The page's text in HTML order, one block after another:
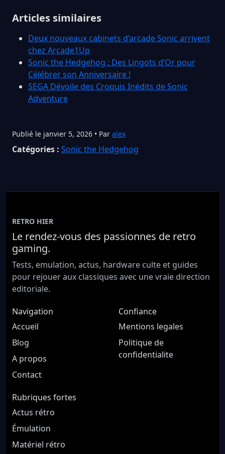
Articles similaires
Deux nouveaux cabinets d’arcade Sonic arrivent
chez Arcade1Up
Sonic the Hedgehog : Des Lingots d’Or pour
Célébrer son Anniversaire !
SEGA Dévoile des Croquis Inédits de Sonic
Adventure
Publié le janvier 5, 2026 • Par alex
Catégories : Sonic the Hedgehog
RETRO HIER
Le rendez-vous des passionnes de retro
gaming.
Tests, emulation, actus, hardware culte et guides
pour rejouer aux classiques avec une vraie direction
editoriale.
Navigation
Accueil
Blog
A propos
Contact
Confiance
Mentions legales
Politique de
confidentialite
Rubriques fortes
Actus rétro
Émulation
Matériel rétro